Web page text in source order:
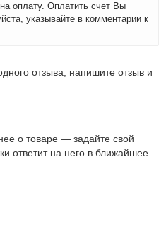
оплату. Оплатить счет Вы
указывайте в комментарии к
отзыва, напишите отзыв и
о товаре — задайте свой
ответит на него в ближайшее